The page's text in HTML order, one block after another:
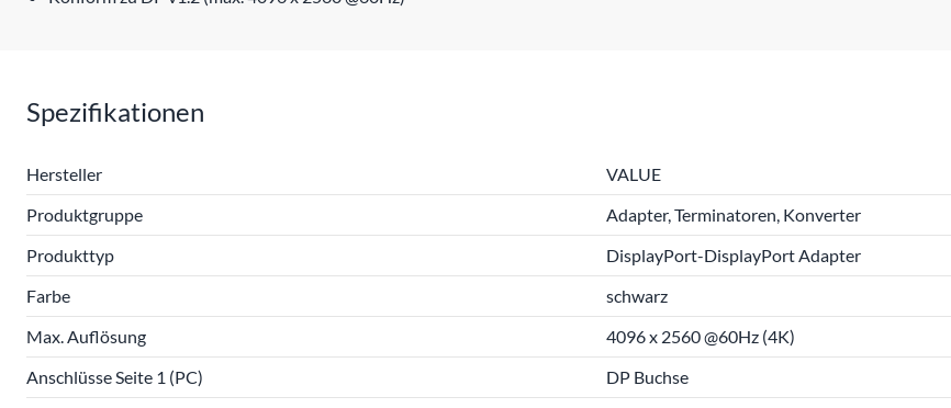
Spezifikationen
Hersteller
VALUE
Produktgruppe
Adapter, Terminatoren, Konverter
Produkttyp
DisplayPort-DisplayPort Adapter
Farbe
schwarz
Max. Auflösung
4096 x 2560 @60Hz (4K)
Anschlüsse Seite 1 (PC)
DP Buchse